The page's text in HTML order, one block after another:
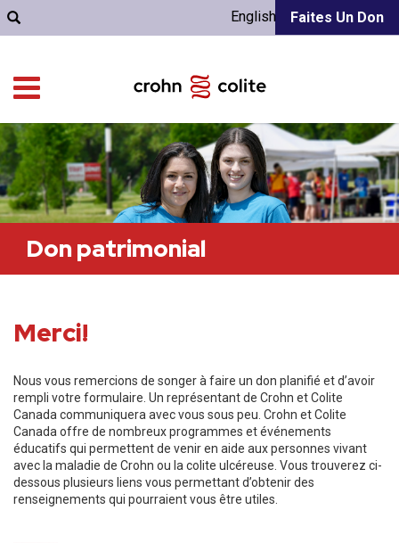
Faites Un Don
English
Don patrimonial
Merci!
Nous vous remercions de songer à faire un don planifié et d’avoir
rempli votre formulaire. Un représentant de Crohn et Colite
Canada communiquera avec vous sous peu. Crohn et Colite
Canada offre de nombreux programmes et événements
éducatifs qui permettent de venir en aide aux personnes vivant
avec la maladie de Crohn ou la colite ulcéreuse. Vous trouverez ci-
dessous plusieurs liens vous permettant d’obtenir des
renseignements qui pourraient vous être utiles.